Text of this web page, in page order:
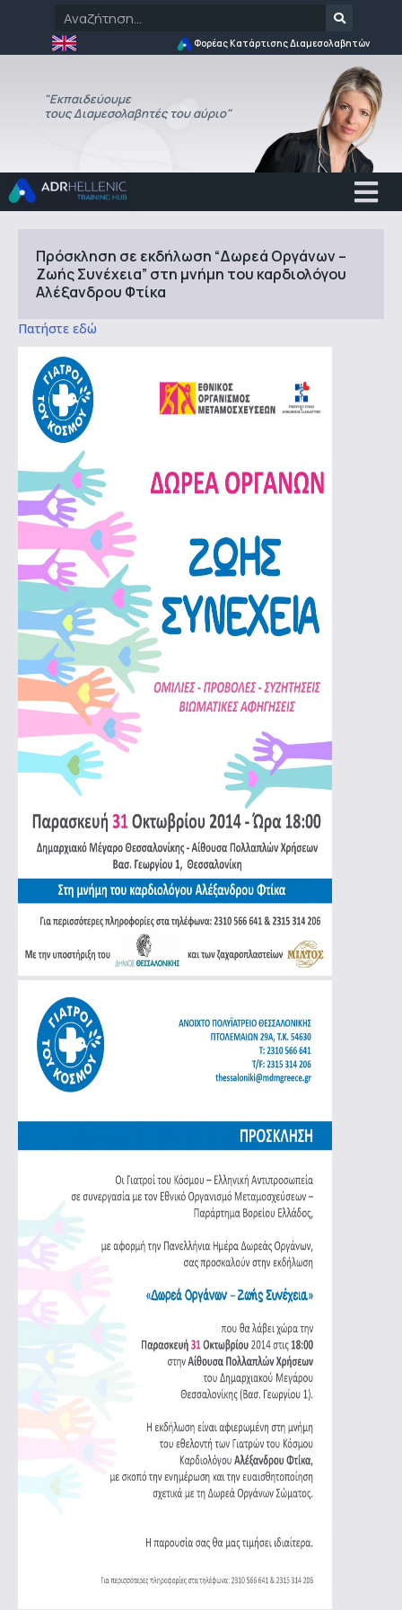
Φορέας Κατάρτισης Διαμεσολαβητών
"Εκπαιδεύουμε
τους Διαμεσολαβητές του αύριο"
Πρόσκληση σε εκδήλωση “Δωρεά Οργάνων –
Ζωής Συνέχεια” στη μνήμη του καρδιολόγου
Αλέξανδρου Φτίκα
Πατήστε εδώ